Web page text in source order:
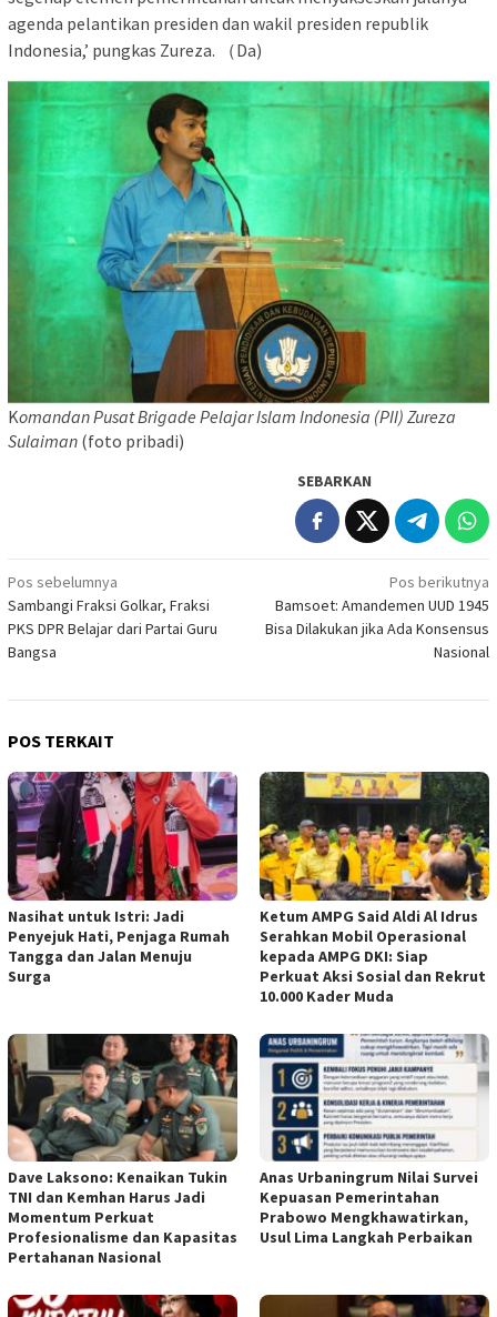
agenda pelantikan presiden dan wakil presiden republik
Indonesia,’ pungkas Zureza. （Da)
Komandan Pusat Brigade Pelajar Islam Indonesia (PII) Zureza
Sulaiman (foto pribadi)
SEBARKAN
Navigasi
pos
Pos sebelumnya
Sambangi Fraksi Golkar, Fraksi
PKS DPR Belajar dari Partai Guru
Bangsa
Pos berikutnya
Bamsoet: Amandemen UUD 1945
Bisa Dilakukan jika Ada Konsensus
Nasional
POS TERKAIT
Nasihat untuk Istri: Jadi
Penyejuk Hati, Penjaga Rumah
Tangga dan Jalan Menuju
Surga
Ketum AMPG Said Aldi Al Idrus
Serahkan Mobil Operasional
kepada AMPG DKI: Siap
Perkuat Aksi Sosial dan Rekrut
10.000 Kader Muda
Dave Laksono: Kenaikan Tukin
TNI dan Kemhan Harus Jadi
Momentum Perkuat
Profesionalisme dan Kapasitas
Pertahanan Nasional
Anas Urbaningrum Nilai Survei
Kepuasan Pemerintahan
Prabowo Mengkhawatirkan,
Usul Lima Langkah Perbaikan